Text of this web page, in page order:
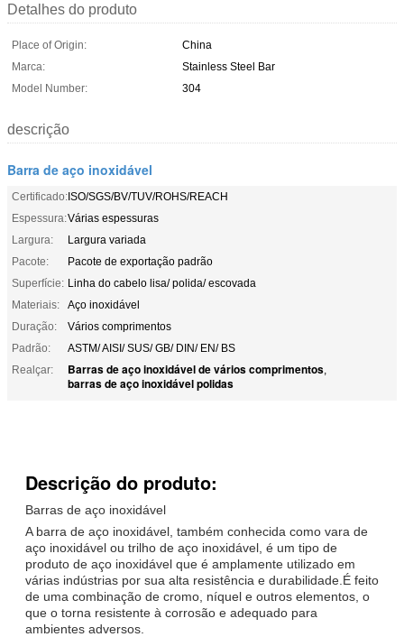
Detalhes do produto
Place of Origin:
China
Marca:
Stainless Steel Bar
Model Number:
304
descrição
Barra de aço inoxidável
Certificado:ISO/SGS/BV/TUV/ROHS/REACH
Espessura:Várias espessuras
Largura:
Largura variada
Pacote:
Pacote de exportação padrão
Superfície: Linha do cabelo lisa/ polida/ escovada
Materiais:
Aço inoxidável
Duração:
Vários comprimentos
Padrão:
ASTM/ AISI/ SUS/ GB/ DIN/ EN/ BS
Realçar:
Barras de aço inoxidável de vários comprimentos,
barras de aço inoxidável polidas
Descrição do produto:
Barras de aço inoxidável
A barra de aço inoxidável, também conhecida como vara de
aço inoxidável ou trilho de aço inoxidável, é um tipo de
produto de aço inoxidável que é amplamente utilizado em
várias indústrias por sua alta resistência e durabilidade.É feito
de uma combinação de cromo, níquel e outros elementos, o
que o torna resistente à corrosão e adequado para
ambientes adversos.